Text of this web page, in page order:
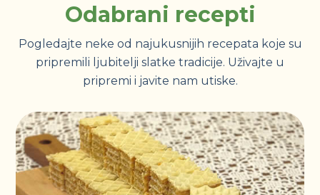
Odabrani recepti
Pogledajte neke od najukusnijih recepata koje su
pripremili ljubitelji slatke tradicije. Uživajte u
pripremi i javite nam utiske.